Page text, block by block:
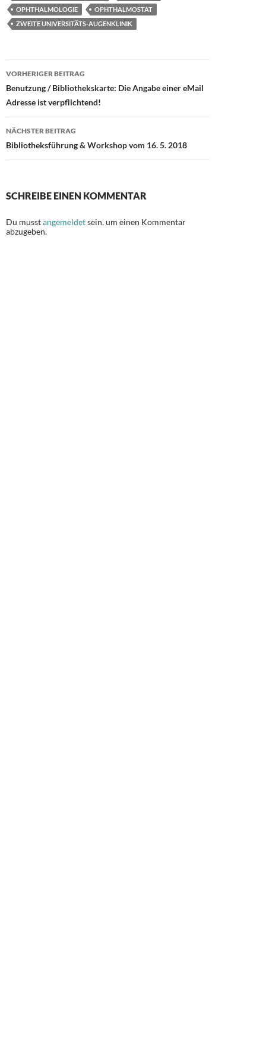
OPHTHALMOLOGIE
OPHTHALMOSTAT
ZWEITE UNIVERSITÄTS-AUGENKLINIK
Beitragsnavigation
VORHERIGER BEITRAG
Benutzung / Bibliothekskarte: Die Angabe einer eMail
Adresse ist verpflichtend!
NÄCHSTER BEITRAG
Bibliotheksführung & Workshop vom 16. 5. 2018
SCHREIBE EINEN KOMMENTAR
Du musstangemeldetsein, um einen Kommentar
abzugeben.